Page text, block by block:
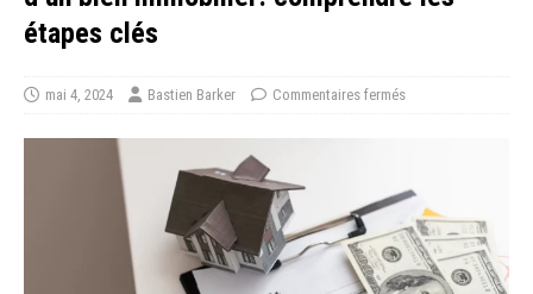
étapes clés
mai 4, 2024 Bastien Barker Commentaires fermés